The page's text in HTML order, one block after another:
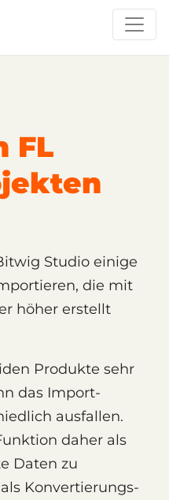
FL
Studio einige
die mit
höher erstellt
Produkte sehr
das Import-
ausfallen.
daher als
Daten zu
Konvertierungs-